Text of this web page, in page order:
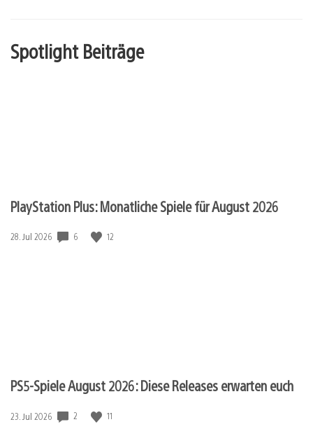
Spotlight Beiträge
PlayStation Plus: Monatliche Spiele für August 2026
Veröffentlichungsdatum:
28. Jul 2026 6 12
PS5-Spiele August 2026: Diese Releases erwarten euch
Veröffentlichungsdatum:
23. Jul 2026 2 11